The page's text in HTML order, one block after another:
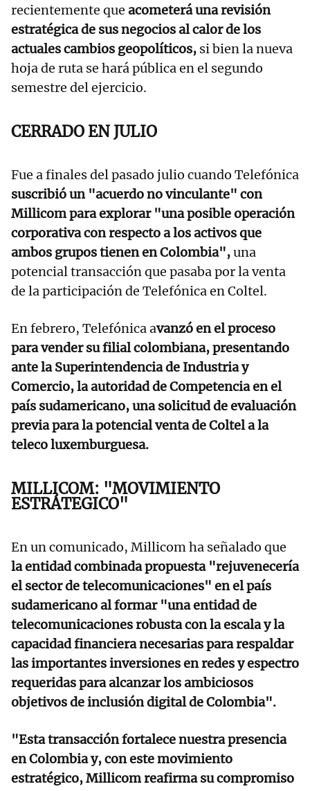
recientemente que acometerá una revisión
estratégica de sus negocios al calor de los
actuales cambios geopolíticos, si bien la nueva
hoja de ruta se hará pública en el segundo
semestre del ejercicio.
CERRADO EN JULIO
Fue a finales del pasado julio cuando Telefónica
suscribió un "acuerdo no vinculante" con
Millicom para explorar "una posible operación
corporativa con respecto a los activos que
ambos grupos tienen en Colombia",una
potencial transacción que pasaba por la venta
de la participación de Telefónica en Coltel.
En febrero, Telefónica avanzó en el proceso
para vender su filial colombiana, presentando
ante la Superintendencia de Industria y
Comercio, la autoridad de Competencia en el
país sudamericano, una solicitud de evaluación
previa para la potencial venta de Coltel a la
teleco luxemburguesa.
MILLICOM: "MOVIMIENTO
ESTRÁTEGICO"
En un comunicado, Millicom ha señalado que
la entidad combinada propuesta "rejuvenecería
el sector de telecomunicaciones" en el país
sudamericano al formar "una entidad de
telecomunicaciones robusta con la escala y la
capacidad financiera necesarias para respaldar
las importantes inversiones en redes y espectro
requeridas para alcanzar los ambiciosos
objetivos de inclusión digital de Colombia".
"Esta transacción fortalece nuestra presencia
en Colombia y, con este movimiento
estratégico, Millicom reafirma su compromiso